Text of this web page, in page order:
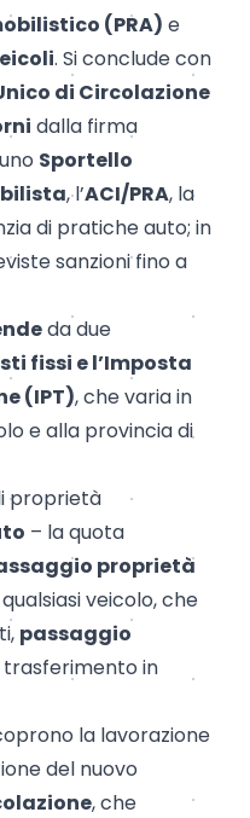
(PRA) e
. Si conclude con
di Circolazione
dalla firma
Sportello
, l’ACI/PRA, la
di pratiche auto; in
sanzioni fino a
da due
fissi e l’Imposta
(IPT), che varia in
e alla provincia di
proprietà
– la quota
proprietà
veicolo, che
passaggio
trasferimento in
la lavorazione
del nuovo
, che